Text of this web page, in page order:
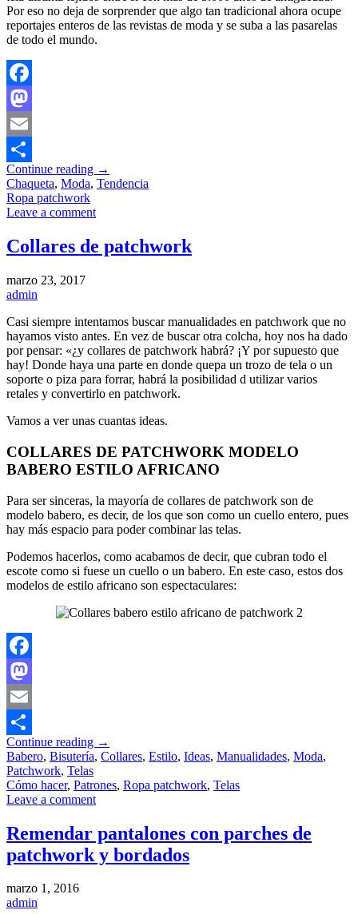
Por eso no deja de sorprender que algo tan tradicional ahora ocupe
reportajes enteros de las revistas de moda y se suba a las pasarelas
de todo el mundo.
Facebook
Mastodon
Email
Compartir
Continue reading →
Chaqueta, Moda, Tendencia
Ropa patchwork
Leave a comment
Collares de patchwork
marzo 23, 2017
admin
Casi siempre intentamos buscar manualidades en patchwork que no
hayamos visto antes. En vez de buscar otra colcha, hoy nos ha dado
por pensar: «¿y collares de patchwork habrá? ¡Y por supuesto que
hay! Donde haya una parte en donde quepa un trozo de tela o un
soporte o piza para forrar, habrá la posibilidad d utilizar varios
retales y convertirlo en patchwork.
Vamos a ver unas cuantas ideas.
COLLARES DE PATCHWORK MODELO
BABERO ESTILO AFRICANO
Para ser sinceras, la mayoría de collares de patchwork son de
modelo babero, es decir, de los que son como un cuello entero, pues
hay más espacio para poder combinar las telas.
Podemos hacerlos, como acabamos de decir, que cubran todo el
escote como si fuese un cuello o un babero. En este caso, estos dos
modelos de estilo africano son espectaculares:
Facebook
Mastodon
Email
Compartir
Continue reading →
Babero, Bisutería, Collares, Estilo, Ideas, Manualidades, Moda,
Patchwork, Telas
Cómo hacer, Patrones, Ropa patchwork, Telas
Leave a comment
Remendar pantalones con parches de
patchwork y bordados
marzo 1, 2016
admin